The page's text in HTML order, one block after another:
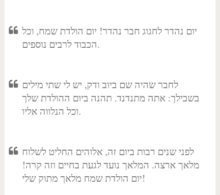
יום נהדר לחגוג חבר נהדר! יום הולדת שמח, וכל
הכבוד לרבים נוספים.
לחבר שהיה שם ביוב ודק, יש לי שתי מילים
בשבילך: אתה מתנדנד. תהנה ביום ההולדת שלך
וכל הנלווה אליו.
לפני שנים רבות ביום זה, אלוהים החליט לשלוח
מלאך ארצה. המלאך נועד לגעת בחיים וזה קרה!
יום הולדת שמח מלאך מתוק שלי!